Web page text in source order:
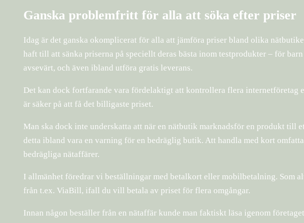
Ganska problemfritt för alla att söka efter priser
Idag är det ganska okomplicerat för alla att jämföra priser bland olika
haft till att sänka priserna på speciellt deras bästa inom testprodukter – för
avsevärt, och även ibland utföra gratis leverans.
Det kan dock fortfarande vara fördelaktigt att kontrollera flera internetföretag
är säker på att få det billigaste priset.
Man ska dock inte underskatta att när en nätbutik marknadsför en produkt till
detta ibland vara en varning för en bedräglig butik. Att handla med kort
bedrägliga nätaffärer.
I allmänhet föredrar vi beställningar med betalkort eller mobilbetalning. Som
från t.ex. ViaBill, ifall du vill betala av priset för flera omgångar.
Innan någon beställer från en nätaffär kunde man faktiskt läsa igenom